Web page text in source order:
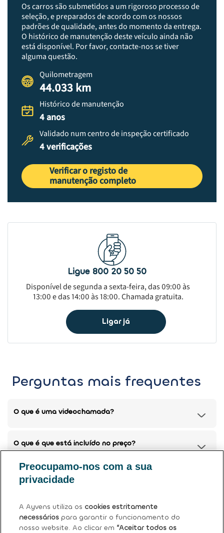
Os carros são submetidos a um rigoroso processo de
seleção, e preparados de acordo com os nossos
padrões de qualidade, antes do momento da entrega.​
O histórico de manutenção deste veículo ainda não
está disponível. Por favor, contacte-nos se tiver
alguma questão.
Quilometragem
44.033 km
Histórico de manutenção
4 anos
Validado num centro de inspeção certificado
4 verificações
Verificar o registo de
manutenção completo
Ligue 800 20 50 50
Disponível de segunda a sexta-feira, das 09:00 às
13:00 e das 14:00 às 18:00. Chamada gratuita.
Ligar já
Perguntas mais frequentes
O que é uma videochamada?
O que é que está incluído no preço?
Posso devolver o meu carro atual?
Tem mais dúvidas?Ver perguntas frequentes (FAQ)
Preocupamo-nos com a sua
privacidade
A Ayvens utiliza os cookies estritamente
necessários para garantir o funcionamento do
nosso website. Ao clicar em “Aceitar todos os